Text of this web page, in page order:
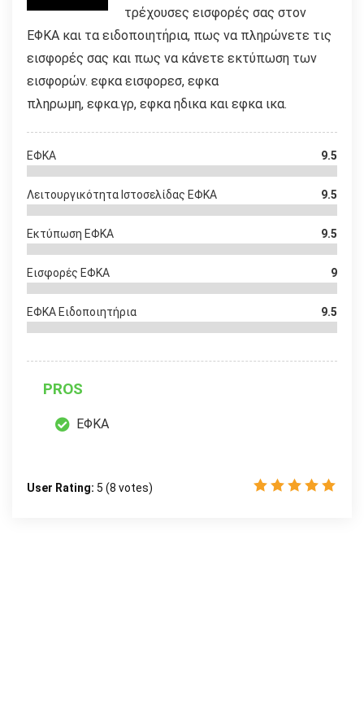
τρέχουσες εισφορές σας στον
ΕΦΚΑ και τα ειδοποιητήρια, πως να πληρώνετε τις
εισφορές σας και πως να κάνετε εκτύπωση των
εισφορών. εφκα εισφορεσ, εφκα
πληρωμη, εφκα.γρ, εφκα ηδικα και εφκα ικα.
ΕΦΚΑ 9.5
Λειτουργικότητα Ιστοσελίδας ΕΦΚΑ 9.5
Εκτύπωση ΕΦΚΑ 9.5
Εισφορές ΕΦΚΑ 9
ΕΦΚΑ Ειδοποιητήρια 9.5
PROS
ΕΦΚΑ
User Rating: 5 (8 votes)